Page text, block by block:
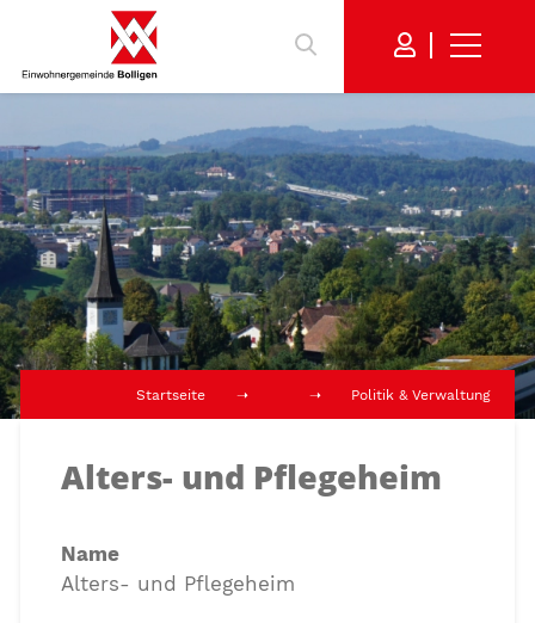
Startseite Politik & Verwaltung
Alters- und Pflegeheim
Name
Alters- und Pflegeheim